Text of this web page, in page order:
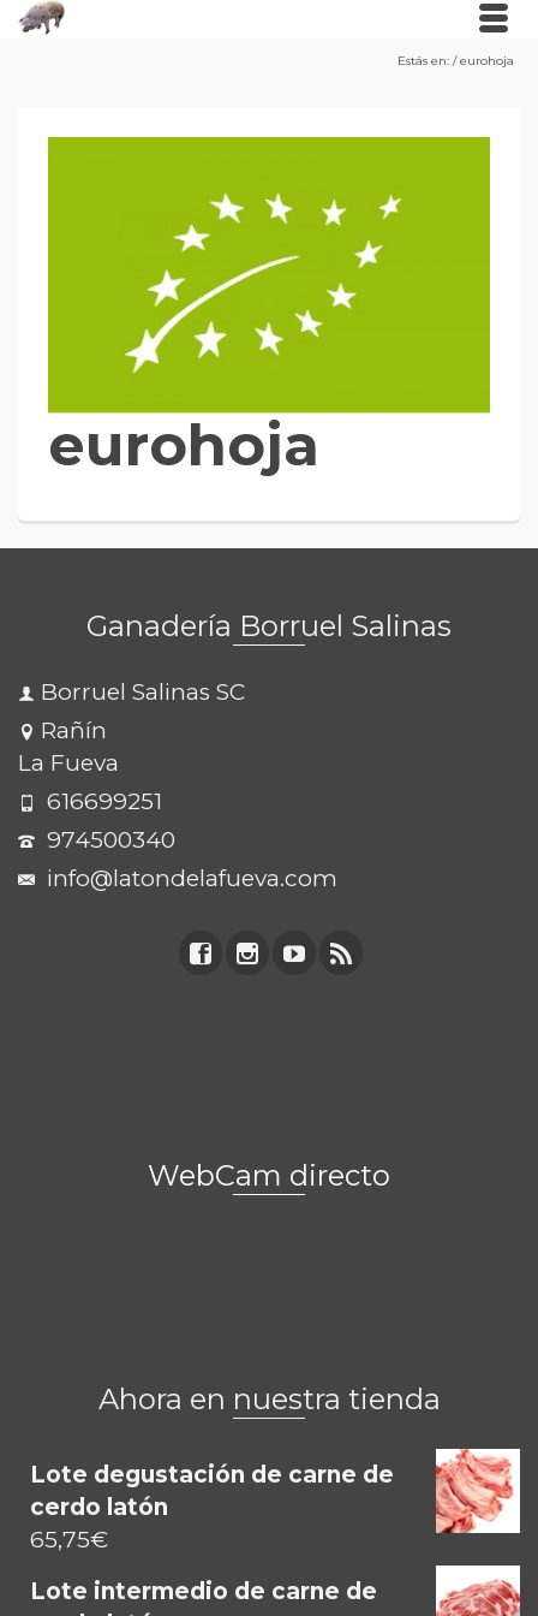
Estás en: /eurohoja
eurohoja
Ganadería Borruel Salinas
Borruel Salinas SC
Rañín
La Fueva
616699251
974500340
info@latondelafueva.com
WebCam directo
Ahora en nuestra tienda
Lote degustación de carne de
cerdo latón
65,75€
Lote intermedio de carne de